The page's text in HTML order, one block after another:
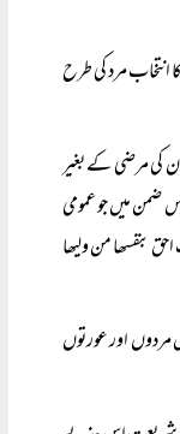
انتخاب مرد کی طرح
کی مرضی کے بغیر
میں جو عمومی
بنفسھا من ولیھا
اور عورتوں